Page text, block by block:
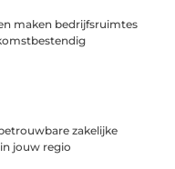
maken bedrijfsruimtes
zakelijke
jouw regio